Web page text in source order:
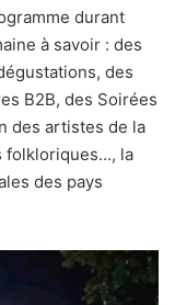
durant
à savoir : des
des
B2B, des Soirées
des artistes de la
folkloriques…, la
des pays